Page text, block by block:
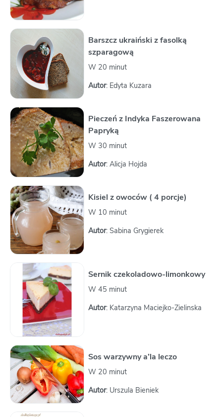
Barszcz ukraiński z fasolką
szparagową
W 20 minut
Autor: Edyta Kuzara
Pieczeń z Indyka Faszerowana
Papryką
W 30 minut
Autor: Alicja Hojda
Kisiel z owoców ( 4 porcje)
W 10 minut
Autor: Sabina Grygierek
Sernik czekoladowo-limonkowy
W 45 minut
Autor: Katarzyna Maciejko-Zielinska
Sos warzywny a’la leczo
W 20 minut
Autor: Urszula Bieniek